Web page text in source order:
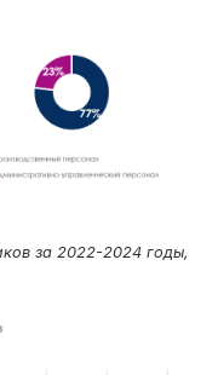
за 2022-2024 годы,